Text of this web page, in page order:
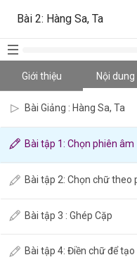
Bài 2: Hàng Sa, Ta
Bài tập 1: Chọn phiên âm
Bài 2: Hàng Sa, Ta
Giới thiệu Nội
Bài Giảng : Hàng Sa, Ta
Bài tập 1: Chọn phiên âm
Bài tập 2: Chọn chữ theo
Bài tập 3 : Ghép Cặp
Bài tập 4: Điền chữ để